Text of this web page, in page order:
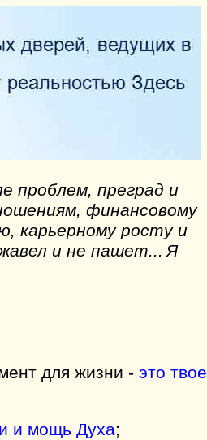
проблем, преград и
финансовому
карьерному росту и
и не пашет... Я
для жизни - это твое
и мощь Духа;